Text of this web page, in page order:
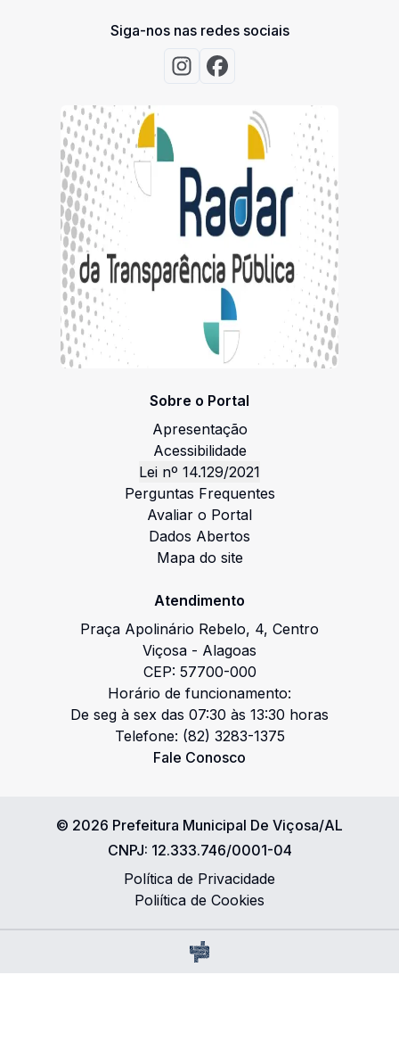
Siga-nos nas redes sociais
Acessar Instagram
Acessar Facebook
Sobre o Portal
Apresentação
Acessibilidade
Lei nº 14.129/2021
Perguntas Frequentes
Avaliar o Portal
Dados Abertos
Mapa do site
Atendimento
Praça Apolinário Rebelo, 4, Centro
Viçosa - Alagoas
CEP: 57700-000
Horário de funcionamento:
De seg à sex das 07:30 às 13:30 horas
Telefone: (82) 3283-1375
Fale Conosco
© 2026 Prefeitura Municipal De Viçosa/AL
CNPJ: 12.333.746/0001-04
Política de Privacidade
Poliítica de Cookies